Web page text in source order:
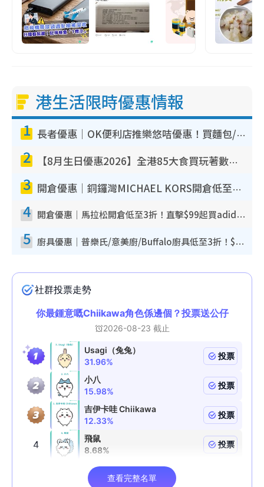
港生活限時優惠情報
1 長者優惠｜OK便利店推樂悠咭優惠！買麵包/牛奶/保健品拍卡即減
2 【8月生日優惠2026】全港85大食買玩著數攻略 自助餐/火鍋放題同行免費＋誠品/DONKI送現金券
3 開倉優惠｜銅鑼灣MICHAEL KORS開倉低至17折！直擊$500起買手袋/銀包/鞋款 必買經典Jet Set系列
4 開倉優惠｜馬拉松開倉低至3折！直擊$99起買adidas／New Balance／Puma鞋款 STANLEY保溫杯劈價至$119起
5 廚具優惠｜普樂氏/意美廚/Buffalo廚具低至3折！$89起買煎鍋／炒鑊／個人鍋 同場小家電激減至$99起